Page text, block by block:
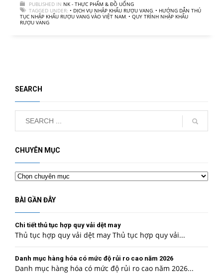
PUBLISHED IN NK - THỰC PHẨM & ĐỒ UỐNG
TAGGED UNDER: • DỊCH VỤ NHẬP KHẨU RƯỢU VANG, • HƯỚNG DẪN THỦ
TỤC NHẬP KHẨU RƯỢU VANG VÀO VIỆT NAM, • QUY TRÌNH NHẬP KHẨU
RƯỢU VANG
SEARCH
CHUYÊN MỤC
Chuyên
mục
BÀI GẦN ĐÂY
Chi tiết thủ tục hợp quy vải dệt may
Thủ tục hợp quy vải dệt may Thủ tục hợp quy vải...
Danh mục hàng hóa có mức độ rủi ro cao năm 2026
Danh mục hàng hóa có mức độ rủi ro cao năm 2026...